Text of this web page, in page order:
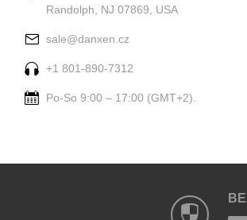
Randolph, NJ 07869, USA
sale@danxen.cz
+1 801-890-7312
Po-So 9:00 – 17:00 (GMT+2).